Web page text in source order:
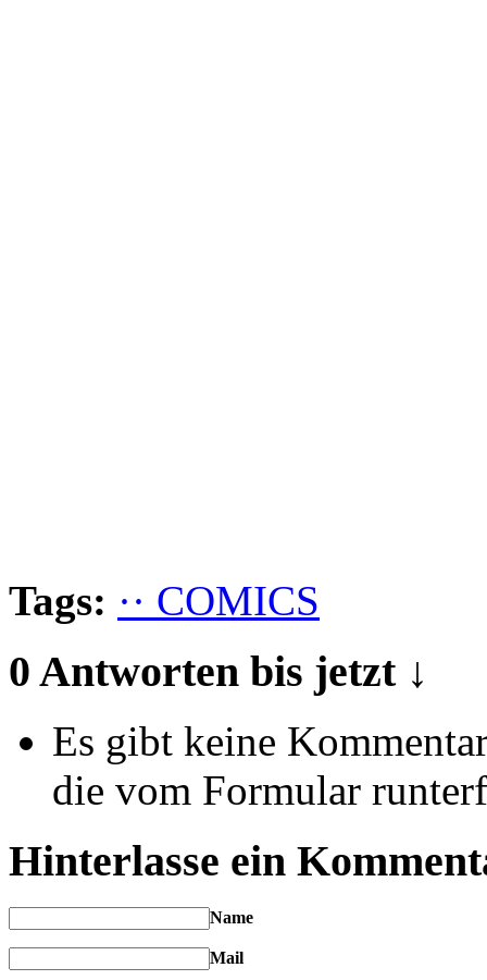
Tags: ·· COMICS
0 Antworten bis jetzt ↓
Es gibt keine
die vom Formular
Hinterlasse ein
Name
Mail